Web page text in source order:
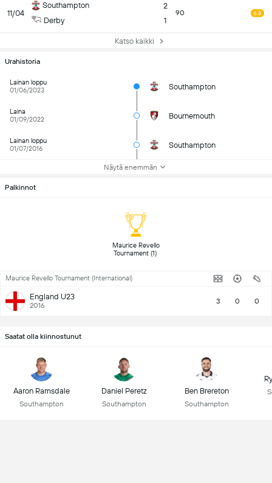
11/04
Southampton
Derby
2
1
90 6.8
Katso kaikki
Urahistoria
Lainan loppu
01/06/2023
Southampton
Laina
01/09/2022
Bournemouth
Lainan loppu
01/07/2016
Southampton
Näytä enemmän
Palkinnot
Maurice Revello
Maurice Revello Tournament (International)
England U23
2016 3 0 0
Saatat olla kiinnostunut
Aaron Ramsdale
Southampton
Daniel Peretz
Southampton
Ben Brereton
Southampton